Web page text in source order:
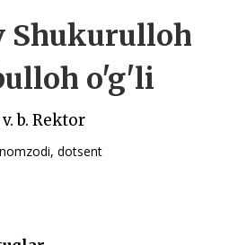
Shukurulloh
o'g'li
v. b. Rektor
dotsent